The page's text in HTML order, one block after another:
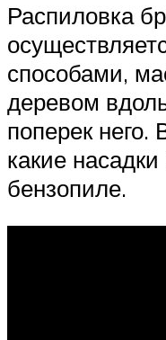
Распиловка
способами,
деревом
поперек него.
какие
бензопиле.